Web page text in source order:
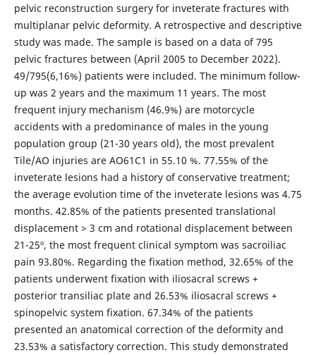
pelvic reconstruction surgery for inveterate fractures with
multiplanar pelvic deformity. A retrospective and descriptive
study was made. The sample is based on a data of 795
pelvic fractures between (April 2005 to December 2022).
49/795(6,16%) patients were included. The minimum follow-
up was 2 years and the maximum 11 years. The most
frequent injury mechanism (46.9%) are motorcycle
accidents with a predominance of males in the young
population group (21-30 years old), the most prevalent
Tile/AO injuries are AO61C1 in 55.10 %. 77.55% of the
inveterate lesions had a history of conservative treatment;
the average evolution time of the inveterate lesions was 4.75
months. 42.85% of the patients presented translational
displacement > 3 cm and rotational displacement between
21-25º, the most frequent clinical symptom was sacroiliac
pain 93.80%. Regarding the fixation method, 32.65% of the
patients underwent fixation with iliosacral screws +
posterior transiliac plate and 26.53% iliosacral screws +
spinopelvic system fixation. 67.34% of the patients
presented an anatomical correction of the deformity and
23.53% a satisfactory correction. This study demonstrated